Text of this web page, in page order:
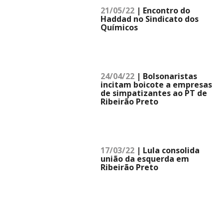
21/05/22 | Encontro do
Haddad no Sindicato dos
Químicos
24/04/22 | Bolsonaristas
incitam boicote a empresas
de simpatizantes ao PT de
Ribeirão Preto
17/03/22 | Lula consolida
união da esquerda em
Ribeirão Preto